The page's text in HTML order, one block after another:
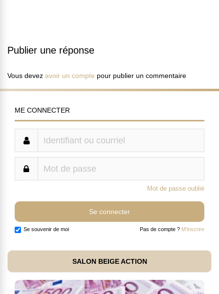
Publier une réponse
Vous devez avoir un compte pour publier un commentaire
ME CONNECTER
Mot de passe oublié
Se souvenir de moi Pas de compte ? M'inscrire
SALON BEIGE ACTION